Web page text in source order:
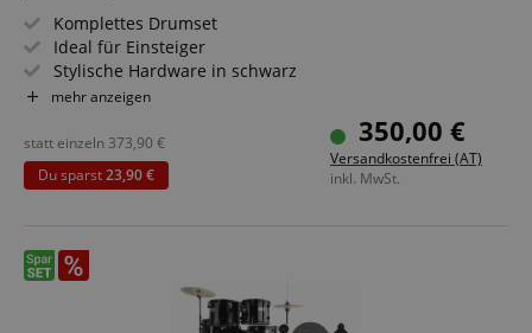
Komplettes Drumset
Ideal für Einsteiger
Stylische Hardware in schwarz
Inkl. Drumsticks 5B, detaillierte Aufbauanleitung und
PLUS Dämpferset
mehr anzeigen
350,00 €
Versandkostenfrei (AT)
inkl. MwSt.
statt einzeln 373,90 €
Du sparst23,90 €